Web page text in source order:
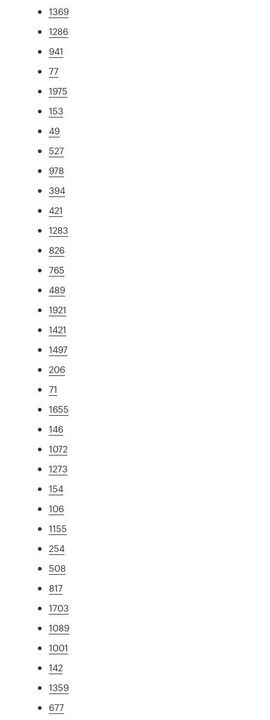
1369
1286
941
77
1975
153
49
527
978
394
421
1283
826
765
489
1921
1421
1497
206
71
1655
146
1072
1273
154
106
1155
254
508
817
1703
1089
1001
142
1359
677